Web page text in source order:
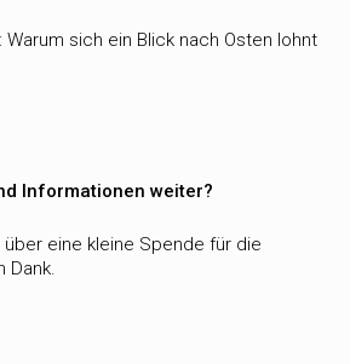
Warum sich ein Blick nach Osten lohnt
Informationen weiter?
eine kleine Spende für die
Dank.